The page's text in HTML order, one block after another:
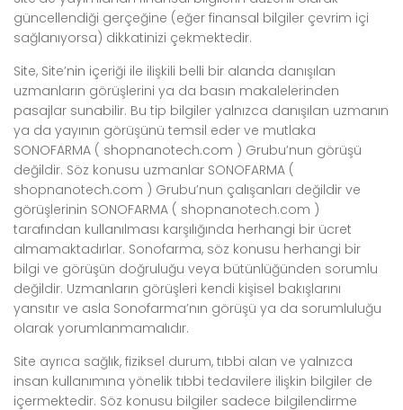
güncellendiği gerçeğine (eğer finansal bilgiler çevrim içi
sağlanıyorsa) dikkatinizi çekmektedir.
Site, Site’nin içeriği ile ilişkili belli bir alanda danışılan
uzmanların görüşlerini ya da basın makalelerinden
pasajlar sunabilir. Bu tip bilgiler yalnızca danışılan uzmanın
ya da yayının görüşünü temsil eder ve mutlaka
SONOFARMA ( shopnanotech.com ) Grubu’nun görüşü
değildir. Söz konusu uzmanlar SONOFARMA (
shopnanotech.com ) Grubu’nun çalışanları değildir ve
görüşlerinin SONOFARMA ( shopnanotech.com )
tarafından kullanılması karşılığında herhangi bir ücret
almamaktadırlar. Sonofarma, söz konusu herhangi bir
bilgi ve görüşün doğruluğu veya bütünlüğünden sorumlu
değildir. Uzmanların görüşleri kendi kişisel bakışlarını
yansıtır ve asla Sonofarma’nın görüşü ya da sorumluluğu
olarak yorumlanmamalıdır.
Site ayrıca sağlık, fiziksel durum, tıbbi alan ve yalnızca
insan kullanımına yönelik tıbbi tedavilere ilişkin bilgiler de
içermektedir. Söz konusu bilgiler sadece bilgilendirme